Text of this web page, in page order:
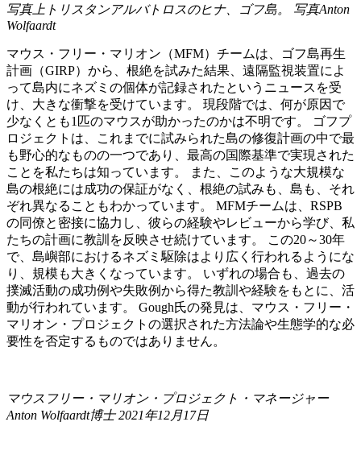
写真上トリスタンアルバトロスのヒナ、ゴフ島。 写真Anton
Wolfaardt
マウス・フリー・マリオン（MFM）チームは、ゴフ島再生
計画（GIRP）から、根絶を試みた結果、遠隔監視装置によ
って島内にネズミの個体が記録されたというニュースを受
け、大きな衝撃を受けています。 現段階では、何が原因で
少なくとも1匹のマウスが助かったのかは不明です。 ゴフプ
ロジェクトは、これまでに試みられた島の修復計画の中で最
も野心的なものの一つであり、最高の国際基準で実現された
ことを私たちは知っています。 また、このような大規模な
島の根絶には成功の保証がなく、根絶の試みも、島も、それ
ぞれ異なることもわかっています。 MFMチームは、RSPB
の同僚と密接に協力し、彼らの経験やレビューから学び、私
たちの計画に教訓を反映させ続けています。 この20～30年
で、島嶼部におけるネズミ駆除はより広く行われるようにな
り、規模も大きくなっています。 いずれの場合も、過去の
撲滅活動の成功例や失敗例から得た教訓や経験をもとに、活
動が行われています。 Gough氏の発見は、マウス・フリー・
マリオン・プロジェクトの選択された方法論や生態学的な必
要性を否定するものではありません。
マウスフリー・マリオン・プロジェクト・マネージャー
Anton Wolfaardt博士 2021年12月17日